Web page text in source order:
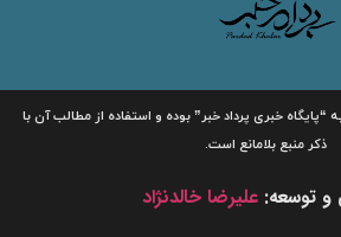
خبریپرداد خبر”بوده و استفاده از مطالب آن با
ذکر منبع بلامانع است.
توسعه:علیرضا خالدنژاد